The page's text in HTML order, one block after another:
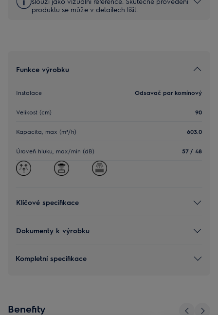
produktu se může v detailech lišit.
Funkce výrobku
Instalace Odsavač par komínový
Velikost (cm) 90
Kapacita, max (m³/h) 603.0
Úroveň hluku, max/min (dB) 57 / 48
Klíčové specifikace
Dokumenty k výrobku
Kompletní specifikace
Benefity